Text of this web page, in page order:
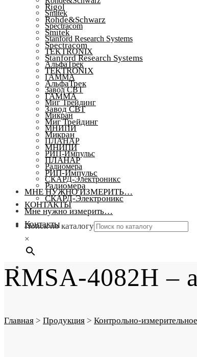
Smitek
Spectracom
Stanford Research Systems
TEKTRONIX
АльфаТрек
ГАММА
Завод СВТ
Миг Трейдинг
Микран
МНИПИ
ПЛАНАР
РИП-Импульс
Радиомера
СКАРД-Электроникс
МНЕ НУЖНО ИЗМЕРИТЬ…
КОНТАКТЫ
Поиск по каталогу
×
Rigol
Rohde&Schwarz
Smitek
Spectracom
Stanford Research Systems
TEKTRONIX
АльфаТрек
ГАММА
Завод СВТ
Миг Трейдинг
Микран
МНИПИ
ПЛАНАР
РИП-Импульс
Радиомера
СКАРД-Электроникс
Мне нужно измерить…
Контакты
RMSA-4082H –
Главная > Продукция > Контрольно-